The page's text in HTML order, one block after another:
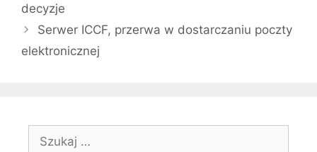
decyzje
Serwer ICCF, przerwa w dostarczaniu poczty
elektronicznej